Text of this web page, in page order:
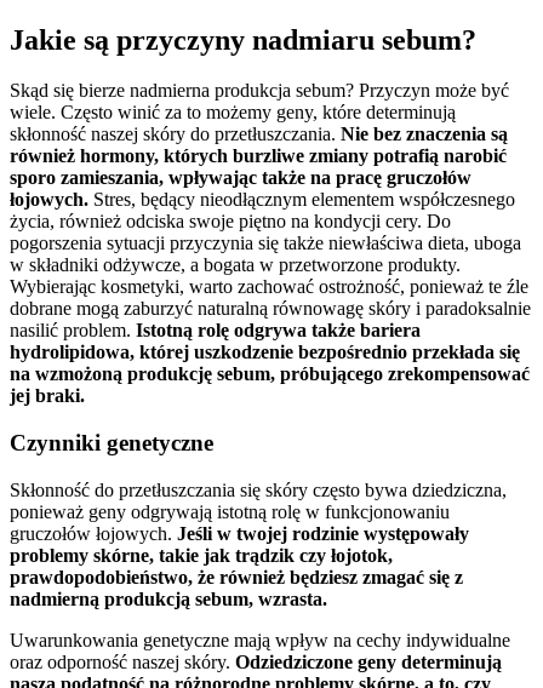
Jakie są przyczyny nadmiaru sebum?
Skąd się bierze nadmierna produkcja sebum? Przyczyn może być
wiele. Często winić za to możemy geny, które determinują
skłonność naszej skóry do przetłuszczania. Nie bez znaczenia są
również hormony, których burzliwe zmiany potrafią narobić
sporo zamieszania, wpływając także na pracę gruczołów
łojowych. Stres, będący nieodłącznym elementem współczesnego
życia, również odciska swoje piętno na kondycji cery. Do
pogorszenia sytuacji przyczynia się także niewłaściwa dieta, uboga
w składniki odżywcze, a bogata w przetworzone produkty.
Wybierając kosmetyki, warto zachować ostrożność, ponieważ te źle
dobrane mogą zaburzyć naturalną równowagę skóry i paradoksalnie
nasilić problem. Istotną rolę odgrywa także bariera
hydrolipidowa, której uszkodzenie bezpośrednio przekłada się
na wzmożoną produkcję sebum, próbującego zrekompensować
jej braki.
Czynniki genetyczne
Skłonność do przetłuszczania się skóry często bywa dziedziczna,
ponieważ geny odgrywają istotną rolę w funkcjonowaniu
gruczołów łojowych. Jeśli w twojej rodzinie występowały
problemy skórne, takie jak trądzik czy łojotok,
prawdopodobieństwo, że również będziesz zmagać się z
nadmierną produkcją sebum, wzrasta.
Uwarunkowania genetyczne mają wpływ na cechy indywidualne
oraz odporność naszej skóry. Odziedziczone geny determinują
naszą podatność na różnorodne problemy skórne, a to, czy